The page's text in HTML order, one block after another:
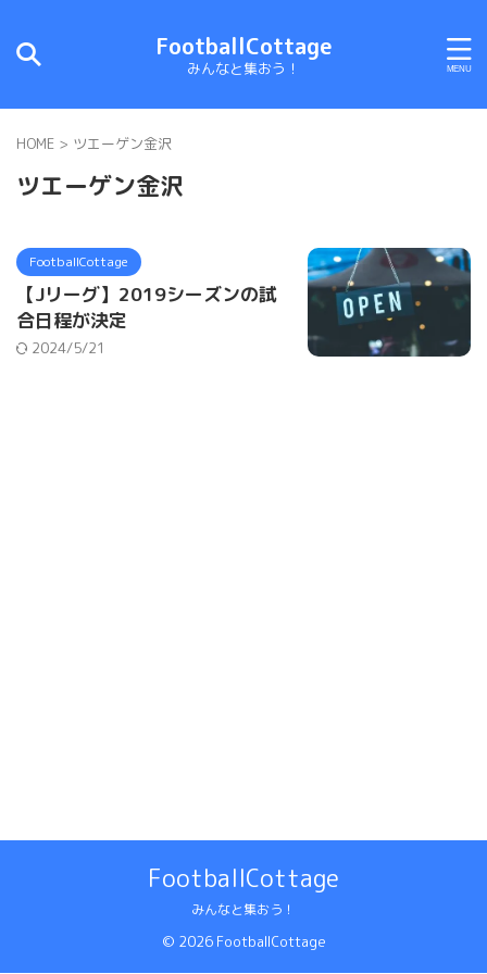
FootballCottage
みんなと集おう！
HOME > ツエーゲン金沢
ツエーゲン金沢
FootballCottage
【Jリーグ】2019シーズンの試
合日程が決定
2024/5/21
FootballCottage
みんなと集おう！
© 2026 FootballCottage